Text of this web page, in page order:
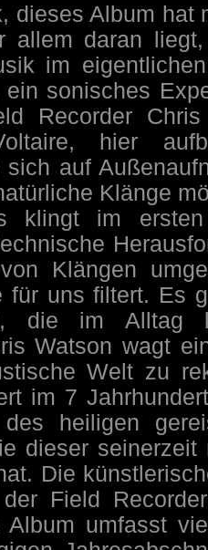
dieses Album hat
allem daran
im
ein sonisches
Recorder
hier
sich auf
Klänge
klingt im
Klängen
für uns filtert. Es
die im Alltag
Watson wagt
Welt zu
im 7 Jahrhundert
heiligen
dieser
Die
Field
umfasst